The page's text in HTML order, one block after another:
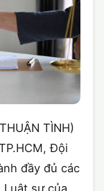
TÌNH)
Đội
đầy đủ các
sư của